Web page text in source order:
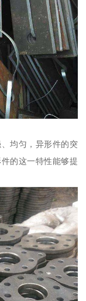
均匀，异形件的突
的这一特性能够提